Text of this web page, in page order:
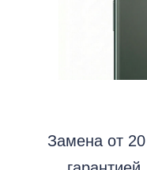
Замена от